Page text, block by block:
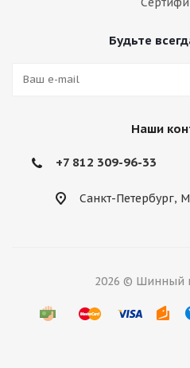
Будьте
Наши
+7 812 309-96-33
Санкт-Петербург,
2026 © Шинный